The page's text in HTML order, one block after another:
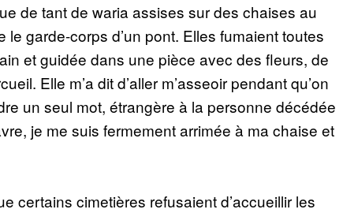
de tant de waria assises sur des chaises au
garde-corps d’un pont. Elles fumaient toutes
et guidée dans une pièce avec des fleurs, de
Elle m’a dit d’aller m’asseoir pendant qu’on
un seul mot, étrangère à la personne décédée
je me suis fermement arrimée à ma chaise et
certains cimetières refusaient d’accueillir les